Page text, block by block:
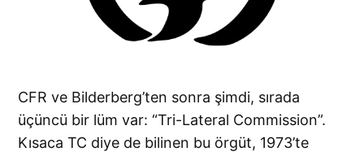
CFR ve Bilderberg’ten sonra şimdi, sırada
üçüncü bir lüm var: “Tri-Lateral Commission”.
Kısaca TC diye de bilinen bu örgüt, 1973’te